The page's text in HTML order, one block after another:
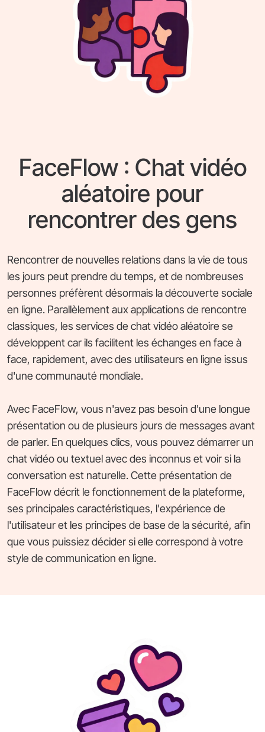
FaceFlow : Chat vidéo
aléatoire pour
rencontrer des gens
Rencontrer de nouvelles relations dans la vie de tous
les jours peut prendre du temps, et de nombreuses
personnes préfèrent désormais la découverte sociale
en ligne. Parallèlement aux applications de rencontre
classiques, les services de chat vidéo aléatoire se
développent car ils facilitent les échanges en face à
face, rapidement, avec des utilisateurs en ligne issus
d'une communauté mondiale.
Avec FaceFlow, vous n'avez pas besoin d'une longue
présentation ou de plusieurs jours de messages avant
de parler. En quelques clics, vous pouvez démarrer un
chat vidéo ou textuel avec des inconnus et voir si la
conversation est naturelle. Cette présentation de
FaceFlow décrit le fonctionnement de la plateforme,
ses principales caractéristiques, l'expérience de
l'utilisateur et les principes de base de la sécurité, afin
que vous puissiez décider si elle correspond à votre
style de communication en ligne.